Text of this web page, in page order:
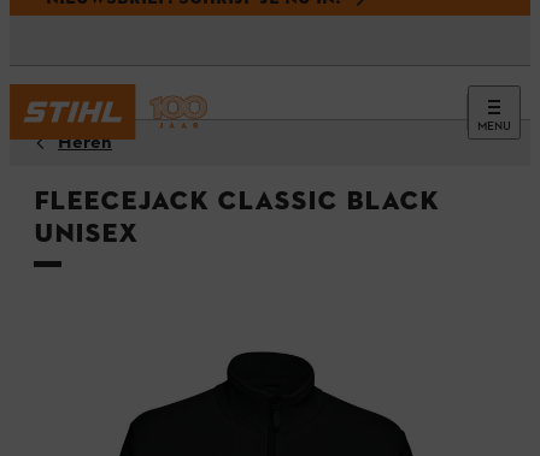
MENU
Heren
Fleecejack CLASSIC BLACK
Unisex